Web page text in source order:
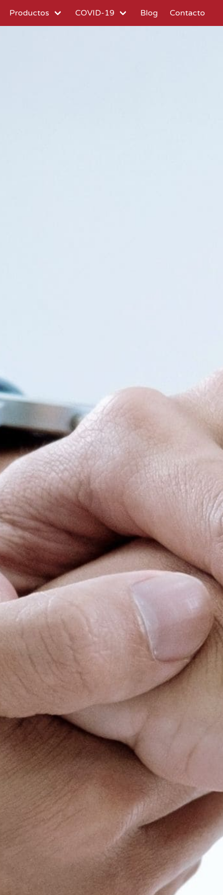
Productos COVID-19 Blog Contacto